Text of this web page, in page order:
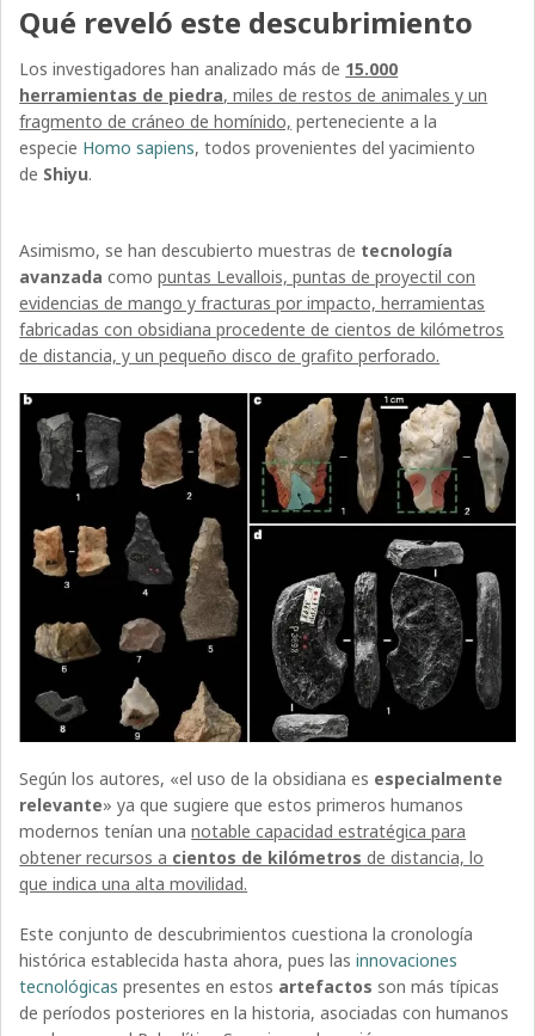
Qué reveló este descubrimiento
Los investigadores han analizado más de 15.000
herramientas de piedra, miles de restos de animales y un
fragmento de cráneo de homínido, perteneciente a la
especie Homo sapiens, todos provenientes del yacimiento
de Shiyu.
Asimismo, se han descubierto muestras de tecnología
avanzada comopuntas Levallois, puntas de proyectil con
evidencias de mango y fracturas por impacto, herramientas
fabricadas con obsidiana procedente de cientos de kilómetros
de distancia, y un pequeño disco de grafito perforado.
Según los autores, «el uso de la obsidiana es especialmente
relevante» ya que sugiere que estos primeros humanos
modernos tenían unanotable capacidad estratégica para
obtener recursos a cientos de kilómetros de distancia, lo
que indica una alta movilidad.
Este conjunto de descubrimientos cuestiona la cronología
histórica establecida hasta ahora, pues las innovaciones
tecnológicaspresentes en estos artefactos son más típicas
de períodos posteriores en la historia, asociadas con humanos